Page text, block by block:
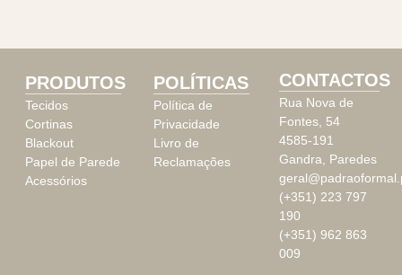
PRODUTOS
Tecidos
Cortinas
Blackout
Papel de Parede
Acessórios
POLÍTICAS
Política de
Privacidade
Livro de
Reclamações
CONTACTOS
Rua Nova de
Fontes, 54
4585-191
Gandra, Paredes
(+351) 223 797
190
(+351) 962 863
009